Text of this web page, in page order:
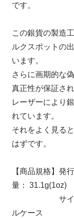
です。
この銀貨の製造
ルクスポットの
います。
さらに画期的な
真正性が保証さ
レーザーにより
れています。
それをよく見る
はずです。
【商品規格】発
量： 31.1g(1oz)
サイズ：
ルケース